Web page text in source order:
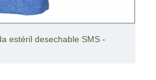
Gasa de parafina